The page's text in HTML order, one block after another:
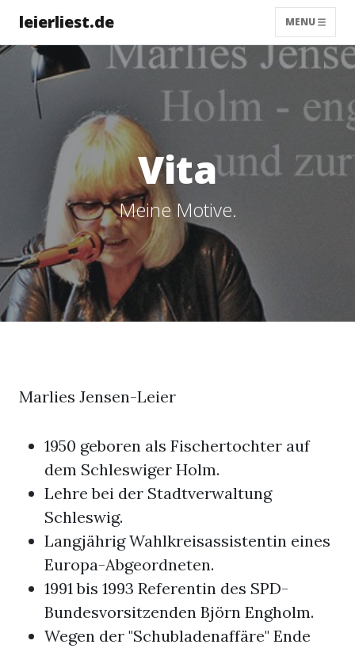
leierliest.de MENU
Vita
Meine Motive.
Marlies Jensen-Leier
1950 geboren als Fischertochter auf
dem Schleswiger Holm.
Lehre bei der Stadtverwaltung
Schleswig.
Langjährig Wahlkreisassistentin eines
Europa-Abgeordneten.
1991 bis 1993 Referentin des SPD-
Bundesvorsitzenden Björn Engholm.
Wegen der "Schubladenaffäre" Ende